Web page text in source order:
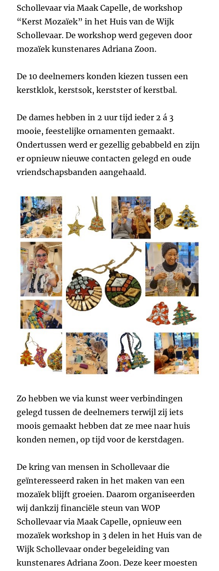
Schollevaar via Maak Capelle, de workshop
“Kerst Mozaïek” in het Huis van de Wijk
Schollevaar. De workshop werd gegeven door
mozaïek kunstenares Adriana Zoon.
De 10 deelnemers konden kiezen tussen een
kerstklok, kerstsok, kerstster of kerstbal.
De dames hebben in 2 uur tijd ieder 2 á 3
mooie, feestelijke ornamenten gemaakt.
Ondertussen werd er gezellig gebabbeld en zijn
er opnieuw nieuwe contacten gelegd en oude
vriendschapsbanden aangehaald.
Zo hebben we via kunst weer verbindingen
gelegd tussen de deelnemers terwijl zij iets
moois gemaakt hebben dat ze mee naar huis
konden nemen, op tijd voor de kerstdagen.
De kring van mensen in Schollevaar die
geïnteresseerd raken in het maken van een
mozaïek blijft groeien. Daarom organiseerden
wij dankzij financiële steun van WOP
Schollevaar via Maak Capelle, opnieuw een
mozaïek workshop in 3 delen in het Huis van de
Wijk Schollevaar onder begeleiding van
kunstenares Adriana Zoon. Deze keer moesten